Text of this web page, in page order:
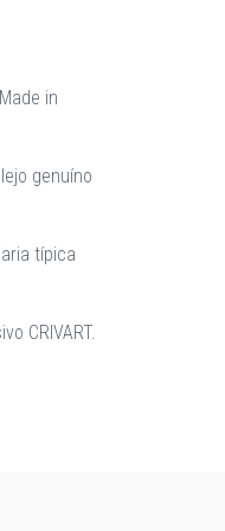
in
genuíno
típica
CRIVART.